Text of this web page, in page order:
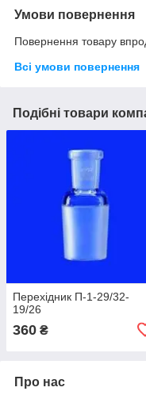
Умови повернення
Повернення товару
Всі умови повернення
Подібні товари
Перехідник П-1-29/32-
19/26
360 ₴
Про нас